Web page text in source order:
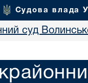
Судова влада
суд